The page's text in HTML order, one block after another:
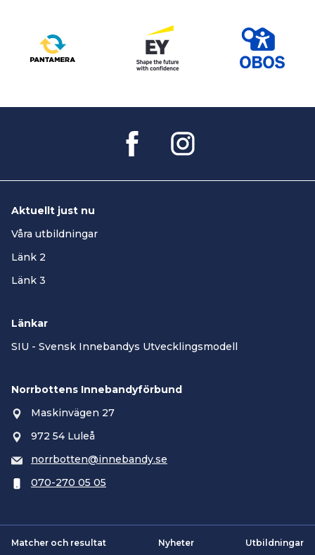
Aktuellt just nu
Våra utbildningar
Länk 2
Länk 3
Länkar
SIU - Svensk Innebandys Utvecklingsmodell
Norrbottens Innebandyförbund
Maskinvägen 27
972 54 Luleå
norrbotten@innebandy.se
070-270 05 05
Matcher och resultat Nyheter Utbildningar